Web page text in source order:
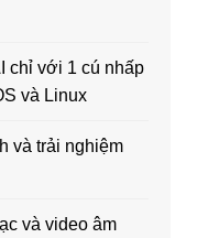
chỉ với 1 cú nhấp
và Linux
và trải nghiệm
và video âm